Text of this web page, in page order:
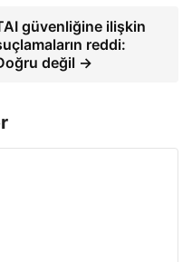
güvenliğine ilişkin
reddi:
değil →